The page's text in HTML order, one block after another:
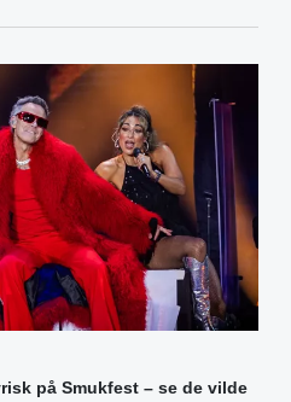
på Smukfest – se de vilde